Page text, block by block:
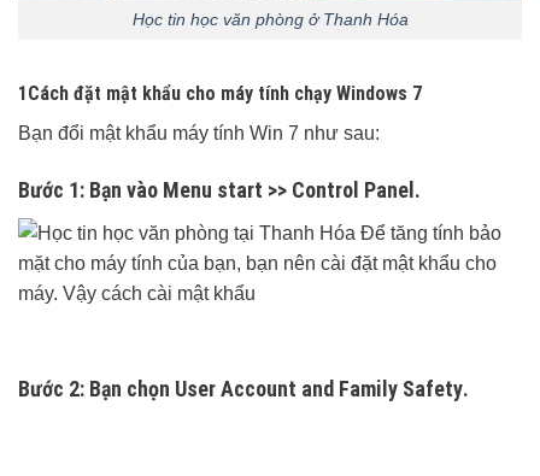
Học tin học văn phòng ở Thanh Hóa
1 Cách đặt mật khẩu cho máy tính chạy Windows 7
Bạn đổi mật khẩu máy tính Win 7 như sau:
Bước 1: Bạn vào Menu start >> Control Panel .
Bước 2: Bạn chọn User Account and Family Safety.